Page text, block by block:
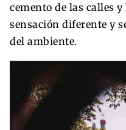
cemento de las calles
sensación diferente y
del ambiente.